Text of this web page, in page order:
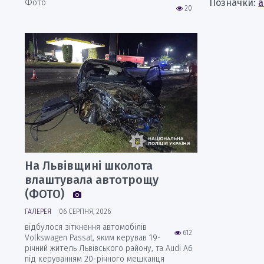
Позначки:
20
Фото
На Львівщині школота
влаштувала автотрощу
(ФОТО)
ГАЛЕРЕЯ 06 СЕРПНЯ, 2026
612
відбулося зіткнення автомобілів
Volkswagen Passat, яким керував 19-
річний житель Львівського району, та Audi А6
під керуванням 20-річного мешканця